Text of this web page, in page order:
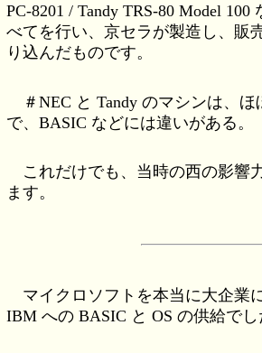
PC-8201 / Tandy TRS-80 Model
べてを行い、京セラが製造し、販
り込んだものです。
＃NEC と Tandy のマシンは、
で、BASIC などには違いがある。
これだけでも、当時の西の影響
ます。
マイクロソフトを本当に大企業
IBM への BASIC と OS の供給でし